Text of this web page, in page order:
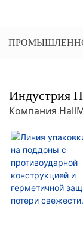
Индустрия
Компания